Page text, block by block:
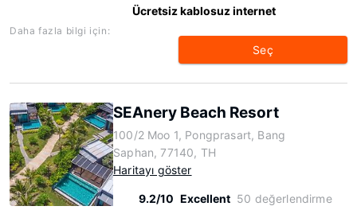
Ücretsiz kablosuz internet
Daha fazla bilgi için:
Seç
SEAnery Beach Resort
100/2 Moo 1, Pongprasart, Bang
Saphan, 77140, TH
Haritayı göster
9.2/10 Excellent 50 değerlendirme